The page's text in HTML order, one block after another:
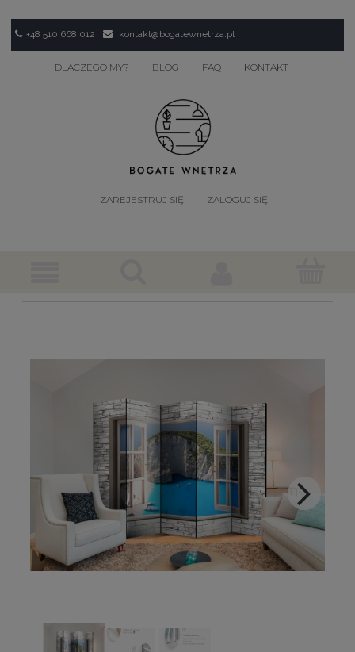
+48 510 668 012 kontakt@bogatewnetrza.pl
DLACZEGO MY? BLOG FAQ KONTAKT
ZAREJESTRUJ SIĘ ZALOGUJ SIĘ